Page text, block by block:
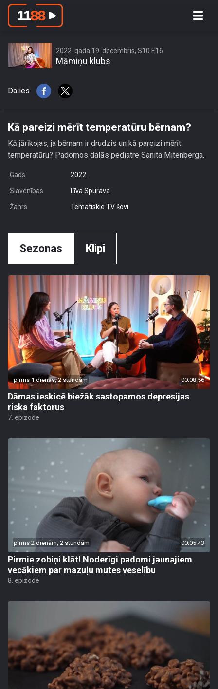
2022. gada 19. decembris, S10 E16
Māmiņu klubs
Dalies
Kā pareizi mērīt temperatūru bērnam?
Kā jārīkojas, ja bērnam ir drudzis un kā pareizi mērīt
temperatūru? Padomos dalās pediatre Sanita Mitenberga.
Gads 2022
Slavenības Līva Spurava
Žanrs Tematiskie TV šovi
Sezonas Klipi
pirms 1 dienas, 2 stundām 00:08:56
Dāmas ieskicē biežāk sastopamos depresijas
riska faktorus
7. epizode
pirms 2 dienām, 2 stundām 00:05:43
Pirmie zobiņi klāt! Noderīgi padomi jaunajiem
vecākiem par mazuļu mutes veselību
8. epizode